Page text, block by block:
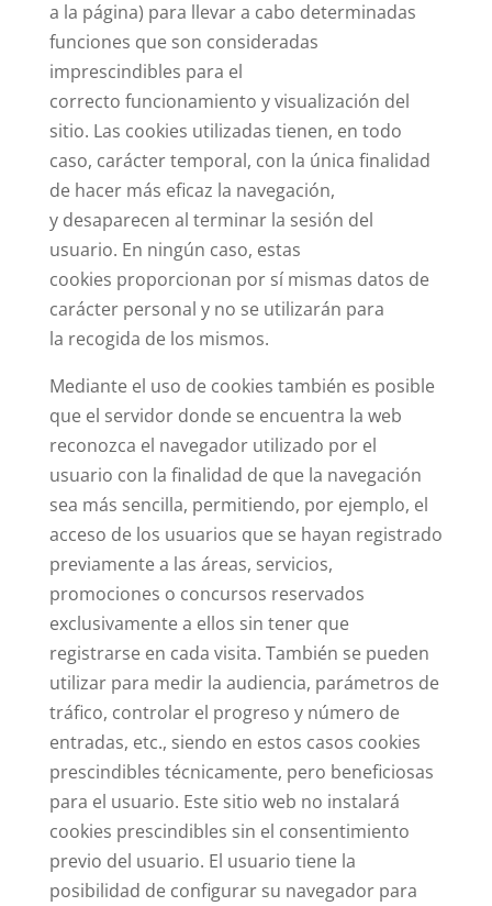
a la página) para llevar a cabo determinadas
funciones que son consideradas
imprescindibles para el
correcto funcionamiento y visualización del
sitio. Las cookies utilizadas tienen, en todo
caso, carácter temporal, con la única finalidad
de hacer más eficaz la navegación,
y desaparecen al terminar la sesión del
usuario. En ningún caso, estas
cookies proporcionan por sí mismas datos de
carácter personal y no se utilizarán para
la recogida de los mismos.
Mediante el uso de cookies también es posible
que el servidor donde se encuentra la web
reconozca el navegador utilizado por el
usuario con la finalidad de que la navegación
sea más sencilla, permitiendo, por ejemplo, el
acceso de los usuarios que se hayan registrado
previamente a las áreas, servicios,
promociones o concursos reservados
exclusivamente a ellos sin tener que
registrarse en cada visita. También se pueden
utilizar para medir la audiencia, parámetros de
tráfico, controlar el progreso y número de
entradas, etc., siendo en estos casos cookies
prescindibles técnicamente, pero beneficiosas
para el usuario. Este sitio web no instalará
cookies prescindibles sin el consentimiento
previo del usuario. El usuario tiene la
posibilidad de configurar su navegador para